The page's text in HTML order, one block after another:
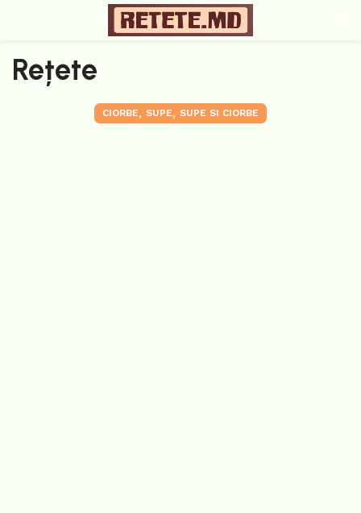
Rețete
CIORBE, SUPE, SUPE SI CIORBE